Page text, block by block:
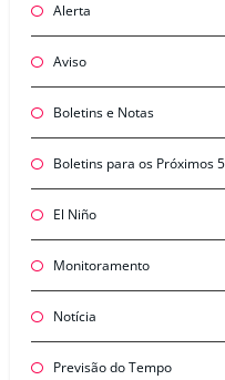
Alerta
Aviso
Boletins e Notas
Boletins para os Próximos
El Niño
Monitoramento
Notícia
Previsão do Tempo